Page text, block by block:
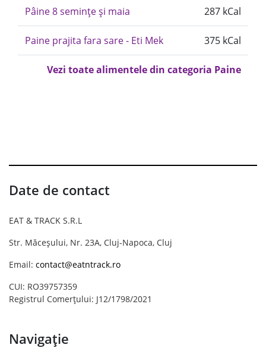
Pâine 8 semințe și maia 287 kCal
Paine prajita fara sare - Eti Mek 375 kCal
Vezi toate alimentele din categoria Paine
Date de contact
EAT & TRACK S.R.L
Str. Măceșului, Nr. 23A, Cluj-Napoca, Cluj
Email: contact@eatntrack.ro
CUI: RO39757359
Registrul Comerțului: J12/1798/2021
Navigație